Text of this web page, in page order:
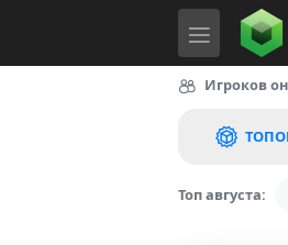
Игроков
Топ августа: